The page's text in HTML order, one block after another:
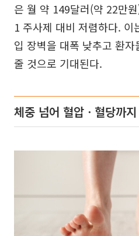
은 월 약 149달러(약 22만
1 주사제 대비 저렴하다. 이
입 장벽을 대폭 낮추고 환
줄 것으로 기대된다.
체중 넘어 혈압ㆍ혈당까